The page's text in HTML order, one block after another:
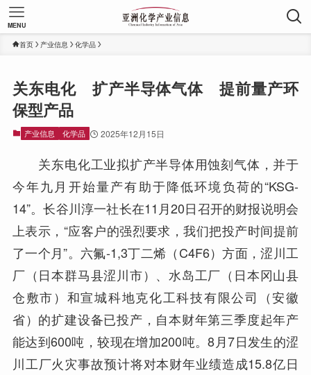
MENU
首页 产业信息 化学品
关东电化 扩产半导体气体 提前量产环
保型产品
产业信息 化学品 2025年12月15日
关东电化工业拟扩产半导体用蚀刻气体，并于
今年九月开始量产有助于降低环境负荷的“KSG-
14”。长谷川淳一社长在11月20日召开的财报说明会
上表示，“应客户的强烈要求，我们把投产时间提前
了一个月”。六氟-1,3丁二烯（C4F6）方面，涩川工
厂（日本群马县涩川市）、水岛工厂（日本冈山县
仓敷市）和宣城科地克化工科技有限公司（安徽
省）的扩建设备已投产，自本财年第三季度起年产
能达到600吨，较现在增加200吨。8月7日发生的涩
川工厂火灾事故预计将对本财年业绩造成15.8亿日